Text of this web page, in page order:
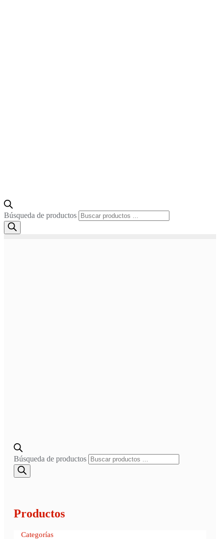
Búsqueda de productos
Búsqueda de productos
Productos
Categorías